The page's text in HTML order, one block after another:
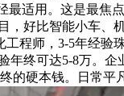
适用。这是最焦
，好比智能小车、
程师，3-5年经验
终可达5-8万。企
的硬本钱。日常平